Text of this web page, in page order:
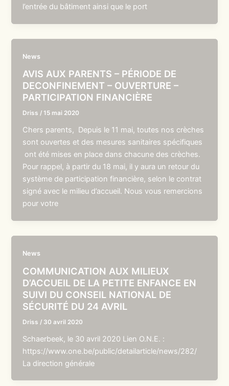
l’entrée du bâtiment ainsi que le port
News
AVIS AUX PARENTS – PÉRIODE DE
DECONFINEMENT – OUVERTURE –
PARTICIPATION FINANCIÈRE
Driss /15 mai 2020
Chers parents, Depuis le 11 mai, toutes nos crèches
sont ouvertes et des mesures sanitaires spécifiques
ont été mises en place dans chacune des crèches.
Pour rappel, à partir du 18 mai, il y aura un retour du
système de participation financière, selon le contrat
signé avec le milieu d’accueil. Nous vous remercions
pour votre
News
COMMUNICATION AUX MILIEUX
D’ACCUEIL DE LA PETITE ENFANCE EN
SUIVI DU CONSEIL NATIONAL DE
SÉCURITÉ DU 24 AVRIL
Driss / 30 avril 2020
Schaerbeek, le 30 avril 2020 Lien O.N.E. :
https://www.one.be/public/detailarticle/news/282/
La direction générale